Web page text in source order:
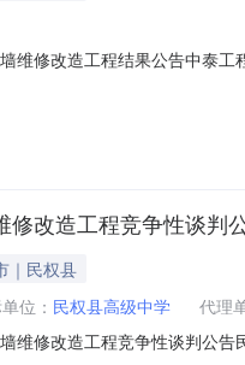
维修改造工程结果公告中泰
标地点：中泰工程管理有限
量
修改造工程竞争性谈判
｜民权县
位： 民权县高级中学
代理
维修改造工程竞争性谈判公